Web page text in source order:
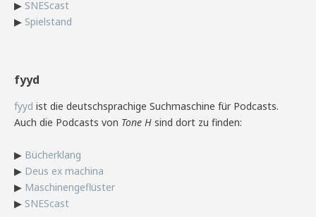
▶ SNEScast
▶ Spielstand
fyyd
fyyd ist die deutschsprachige Suchmaschine für Podcasts.
Auch die Podcasts von Tone H sind dort zu finden:
▶ Bücherklang
▶ Deus ex machina
▶ Maschinengeflüster
▶ SNEScast